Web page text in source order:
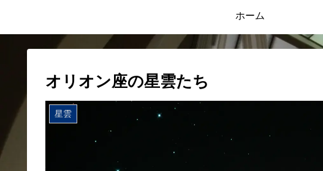
ホーム
オリオン座の星雲たち
星雲